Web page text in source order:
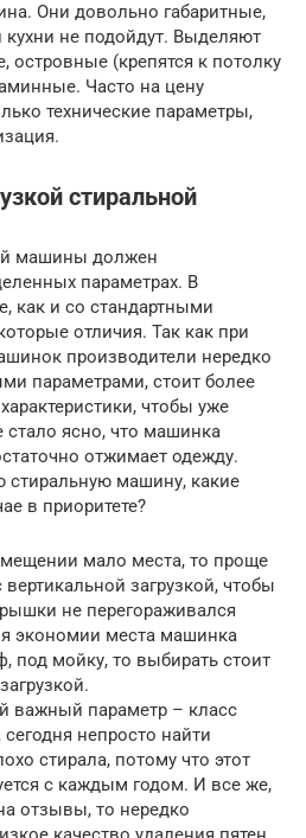
Они довольно габаритные,
не подойдут. Выделяют
островные (крепятся к потолку
Часто на цену
технические параметры,
стиральной
машины должен
параметрах. В
как и со стандартными
отличия. Так как при
производители нередко
параметрами, стоит более
чтобы уже
стало ясно, что машинка
отжимает одежду.
стиральную машину, какие
в приоритете?
мало места, то проще
загрузкой, чтобы
не перегораживался
экономии места машинка
под мойку, то выбирать стоит
важный параметр – класс
непросто найти
стирала, потому что этот
с каждым годом. И все же,
отзывы, то нередко